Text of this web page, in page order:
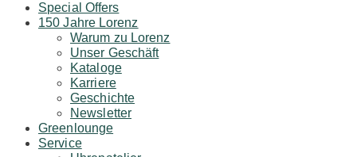
Special Offers
150 Jahre Lorenz
Warum zu Lorenz
Unser Geschäft
Kataloge
Karriere
Geschichte
Newsletter
Greenlounge
Service